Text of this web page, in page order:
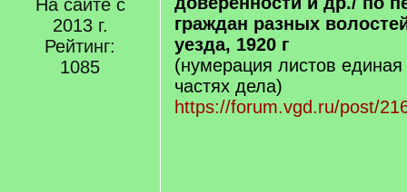
На сайте с
2013 г.
Рейтинг:
1085
граждан разных
уезда, 1920 г
(нумерация листов единая
частях дела)
https://forum.vgd.ru/post/